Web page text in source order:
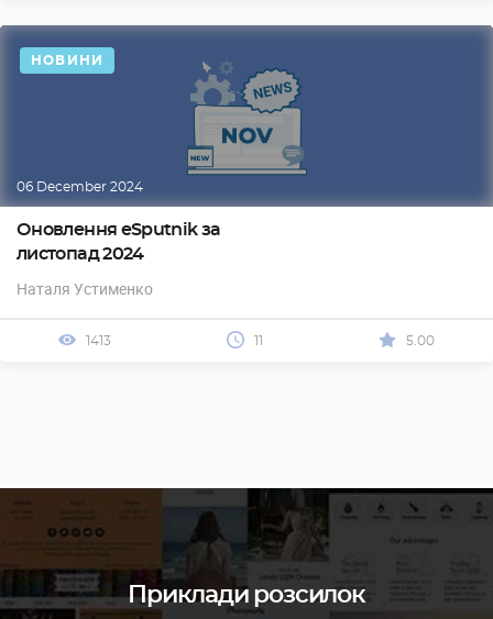
НОВИНИ
06 December 2024
Оновлення eSputnik за
листопад 2024
Наталя Устименко
1413 11 5.00
Приклади розсилок